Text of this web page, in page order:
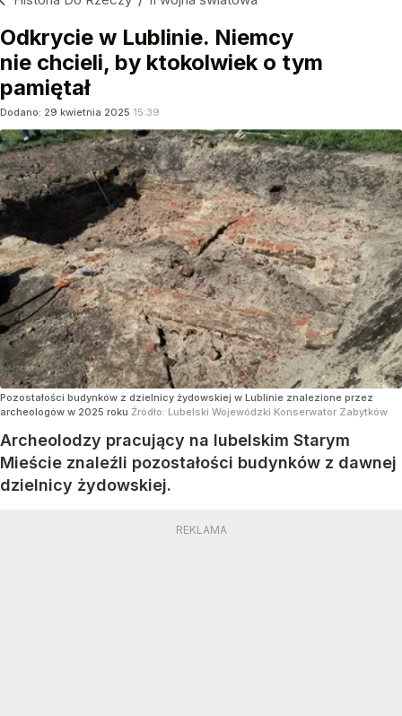
Odkrycie w Lublinie. Niemcy
nie chcieli, by ktokolwiek o tym
pamiętał
Dodano: 29 kwietnia 2025 15:39
Pozostałości budynków z dzielnicy żydowskiej w Lublinie znalezione przez
archeologów w 2025 roku Źródło: Lubelski Wojewódzki Konserwator Zabytków
Archeolodzy pracujący na lubelskim Starym
Mieście znaleźli pozostałości budynków z dawnej
dzielnicy żydowskiej.